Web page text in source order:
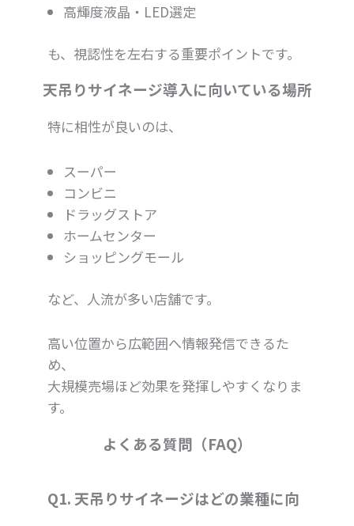
高輝度液晶・LED選定
も、視認性を左右する重要ポイントです。
天吊りサイネージ導入に向いている場所
特に相性が良いのは、
スーパー
コンビニ
ドラッグストア
ホームセンター
ショッピングモール
など、人流が多い店舗です。
高い位置から広範囲へ情報発信できるた
め、
大規模売場ほど効果を発揮しやすくなりま
す。
よくある質問（FAQ）
Q1. 天吊りサイネージはどの業種に向